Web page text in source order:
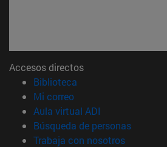
Accesos directos
Biblioteca
Mi correo(abre en nueva
Aula virtual ADI
Búsqueda de personas(abre
Trabaja con nosotros(abre en